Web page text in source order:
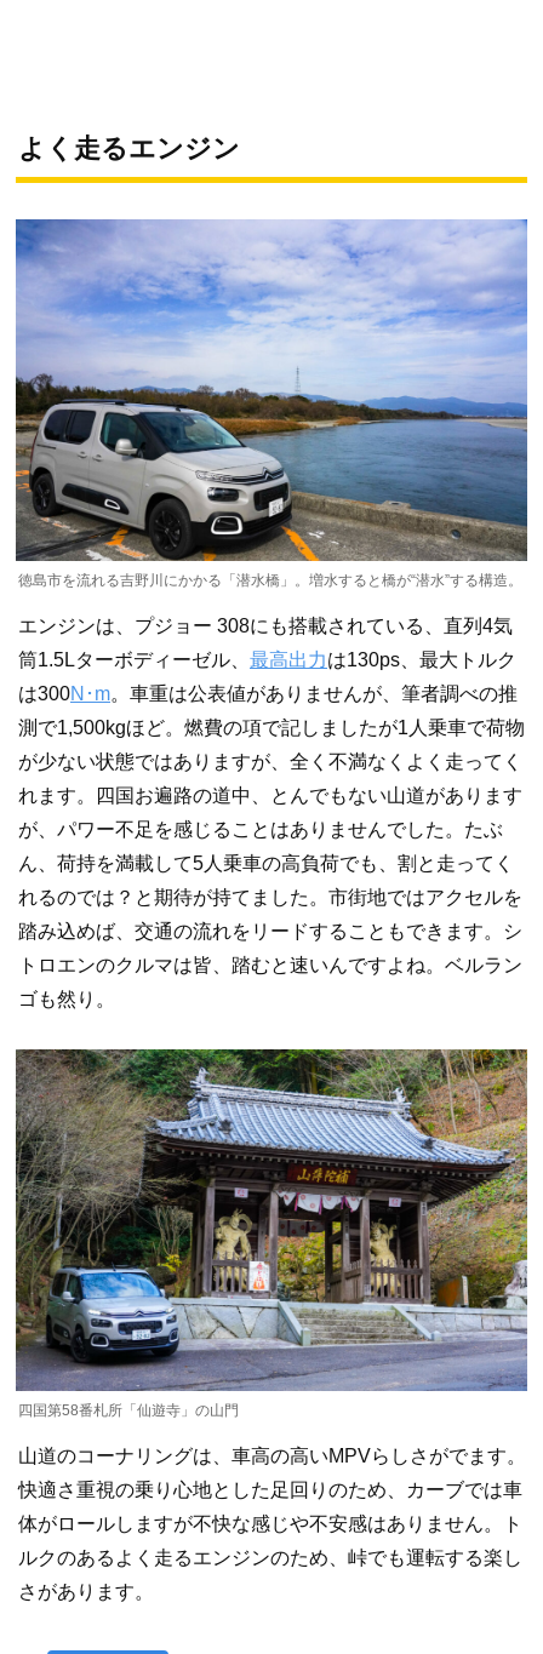
よく走るエンジン
徳島市を流れる吉野川にかかる「潜水橋」。増水すると橋が“潜水”する構造。
エンジンは、プジョー 308にも搭載されている、直列4気
筒1.5Lターボディーゼル、 最高出力は130ps、最大トルク
は300N･m。車重は公表値がありませんが、筆者調べの推
測で1,500kgほど。燃費の項で記しましたが1人乗車で荷物
が少ない状態ではありますが、全く不満なくよく走ってく
れます。四国お遍路の道中、とんでもない山道があります
が、パワー不足を感じることはありませんでした。たぶ
ん、荷持を満載して5人乗車の高負荷でも、割と走ってく
れるのでは？と期待が持てました。市街地ではアクセルを
踏み込めば、交通の流れをリードすることもできます。シ
トロエンのクルマは皆、踏むと速いんですよね。ベルラン
ゴも然り。
四国第58番札所「仙遊寺」の山門
山道のコーナリングは、車高の高いMPVらしさがでます。
快適さ重視の乗り心地とした足回りのため、カーブでは車
体がロールしますが不快な感じや不安感はありません。ト
ルクのあるよく走るエンジンのため、峠でも運転する楽し
さがあります。